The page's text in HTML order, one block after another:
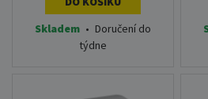
Skladem • Doručení do
týdne